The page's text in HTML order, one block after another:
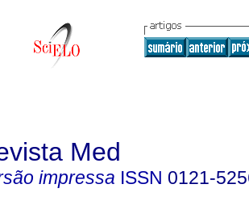
Med
impressa ISSN 0121-